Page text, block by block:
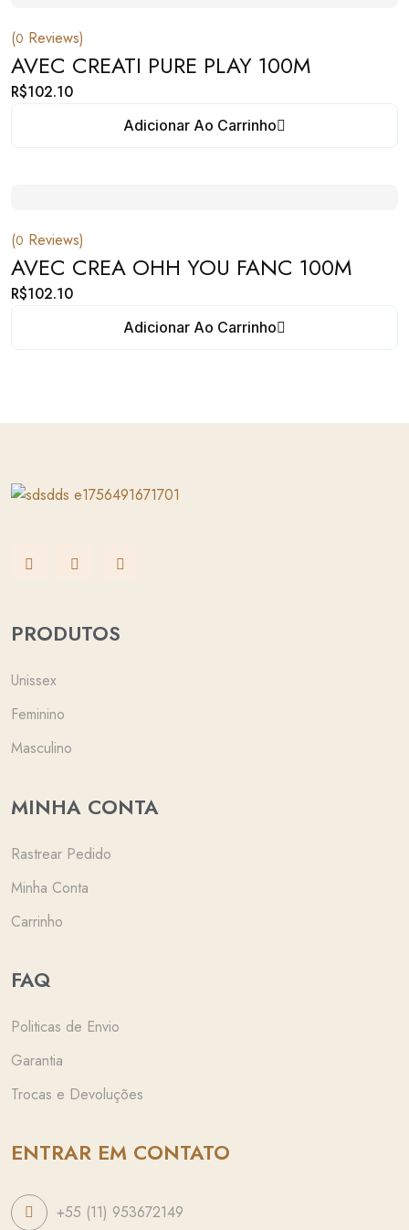
(0 Reviews)
AVEC CREATI PURE PLAY 100M
R$102.10
Adicionar Ao Carrinho
(0 Reviews)
AVEC CREA OHH YOU FANC 100M
R$102.10
Adicionar Ao Carrinho
PRODUTOS
Unissex
Feminino
Masculino
MINHA CONTA
Rastrear Pedido
Minha Conta
Carrinho
FAQ
Politicas de Envio
Garantia
Trocas e Devoluções
ENTRAR EM CONTATO
+55 (11) 953672149